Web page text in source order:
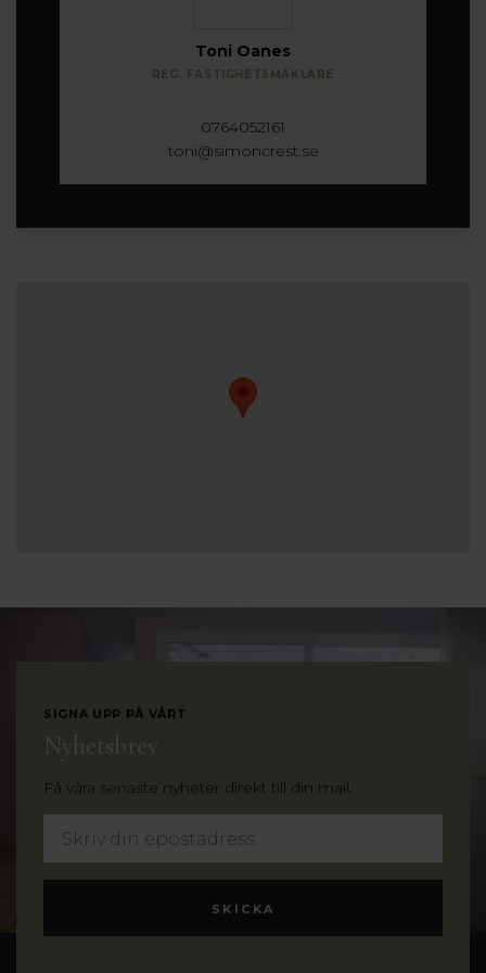
Toni Oanes
REG. FASTIGHETSMÄKLARE
0764052161
toni@simoncrest.se
SIGNA UPP PÅ VÅRT
Nyhetsbrev
Få våra senaste nyheter direkt till din mail.